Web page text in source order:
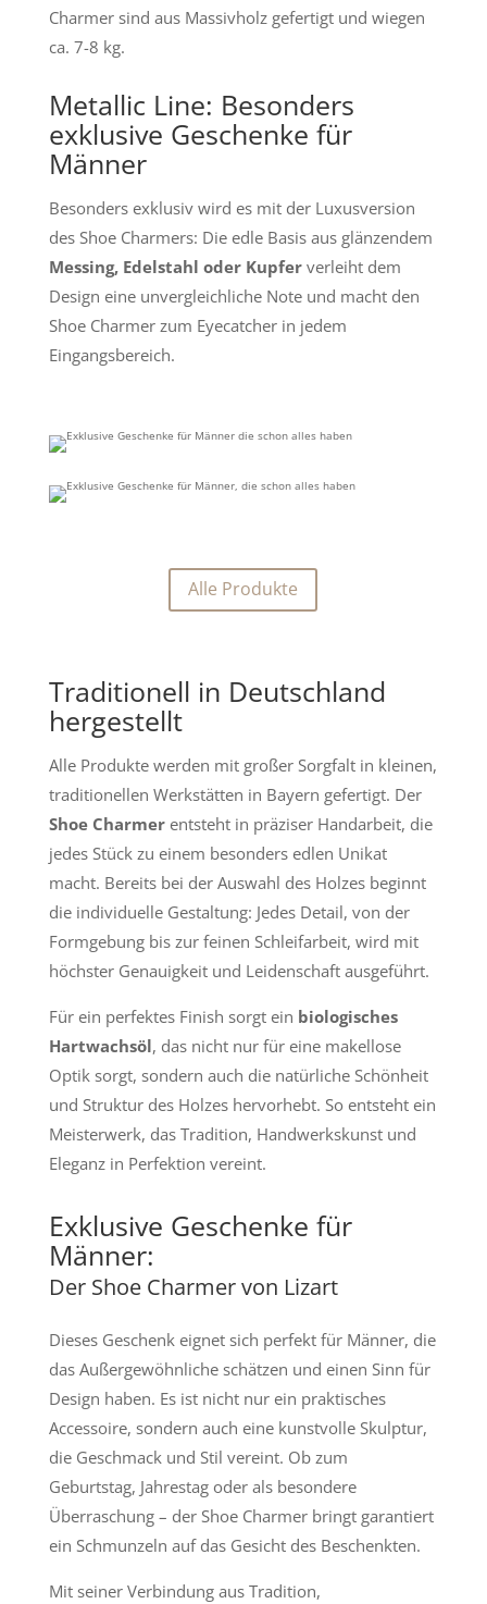
Charmer sind aus Massivholz gefertigt und wiegen
ca. 7-8 kg.
Metallic Line: Besonders
exklusive Geschenke für
Männer
Besonders exklusiv wird es mit der Luxusversion
des Shoe Charmers: Die edle Basis aus glänzendem
Messing, Edelstahl oder Kupferverleiht dem
Design eine unvergleichliche Note und macht den
Shoe Charmer zum Eyecatcher in jedem
Eingangsbereich.
Alle Produkte
Traditionell in Deutschland
hergestellt
Alle Produkte werden mit großer Sorgfalt in kleinen,
traditionellen Werkstätten in Bayern gefertigt. Der
Shoe Charmerentsteht in präziser Handarbeit, die
jedes Stück zu einem besonders edlen Unikat
macht. Bereits bei der Auswahl des Holzes beginnt
die individuelle Gestaltung: Jedes Detail, von der
Formgebung bis zur feinen Schleifarbeit, wird mit
höchster Genauigkeit und Leidenschaft ausgeführt.
Für ein perfektes Finish sorgt ein biologisches
Hartwachsöl, das nicht nur für eine makellose
Optik sorgt, sondern auch die natürliche Schönheit
und Struktur des Holzes hervorhebt. So entsteht ein
Meisterwerk, das Tradition, Handwerkskunst und
Eleganz in Perfektion vereint.
Exklusive Geschenke für
Männer:
Der Shoe Charmer von Lizart
Dieses Geschenk eignet sich perfekt für Männer, die
das Außergewöhnliche schätzen und einen Sinn für
Design haben. Es ist nicht nur ein praktisches
Accessoire, sondern auch eine kunstvolle Skulptur,
die Geschmack und Stil vereint. Ob zum
Geburtstag, Jahrestag oder als besondere
Überraschung – der Shoe Charmer bringt garantiert
ein Schmunzeln auf das Gesicht des Beschenkten.
Mit seiner Verbindung aus Tradition,